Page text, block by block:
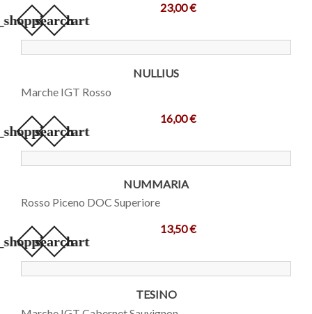
search
23,00 €
NULLIUS
Marche IGT Rosso
search
16,00 €
NUMMARIA
Rosso Piceno DOC Superiore
search
13,50 €
TESINO